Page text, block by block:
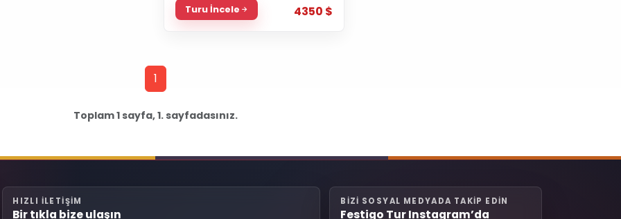
Turu İncele 4350 $
1
Toplam 1 sayfa, 1. sayfadasınız.
HIZLI ILETIŞIM
Bir tıkla bize ulaşın
BIZI SOSYAL MEDYADA TAKIP EDIN
Festigo Tur Instagram’da